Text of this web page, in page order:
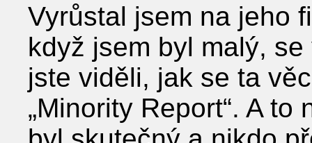
Vyrůstal jsem na jeho
když jsem byl malý,
jste viděli, jak se ta
„Minority Report“. A to